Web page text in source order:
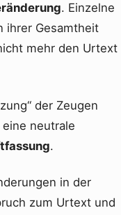
. Einzelne
ihrer Gesamtheit
mehr den Urtext
der Zeugen
neutrale
.
in der
zum Urtext und